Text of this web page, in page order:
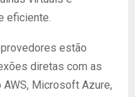
eficiente.
estão
diretas com as
Microsoft Azure,